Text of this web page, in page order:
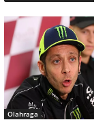
Olahraga